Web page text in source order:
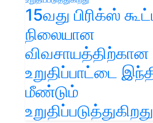
15வது பிரிக்ஸ்
நிலையான
விவசாயத்திற்கான
உறுதிப்பாட்டை
மீண்டும்
உறுதிப்படுத்துகிறது